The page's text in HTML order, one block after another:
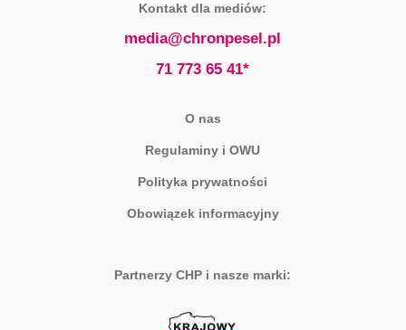
Kontakt dla mediów:
media@chronpesel.pl
71 773 65 41*
O nas
Regulaminy i OWU
Polityka prywatności
Obowiązek informacyjny
Partnerzy CHP i nasze marki: